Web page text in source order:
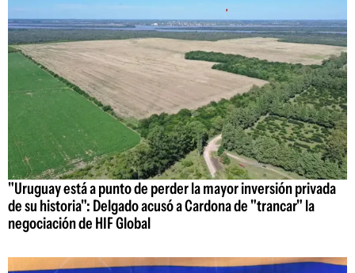
"Uruguay está a punto de perder la mayor inversión privada
de su historia": Delgado acusó a Cardona de "trancar" la
negociación de HIF Global